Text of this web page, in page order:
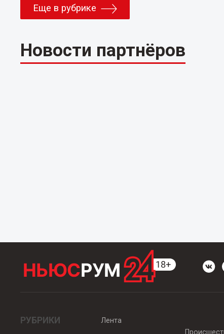
Еще в рубрике
Новости партнёров
РУБРИКИ
Лента